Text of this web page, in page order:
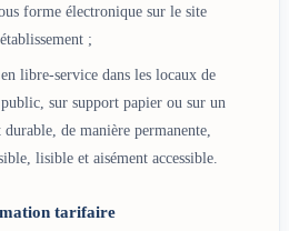
forme électronique sur le site
;
, en libre-service dans les locaux de
sur support papier ou sur un
de manière permanente,
lisible et aisément accessible.
tarifaire